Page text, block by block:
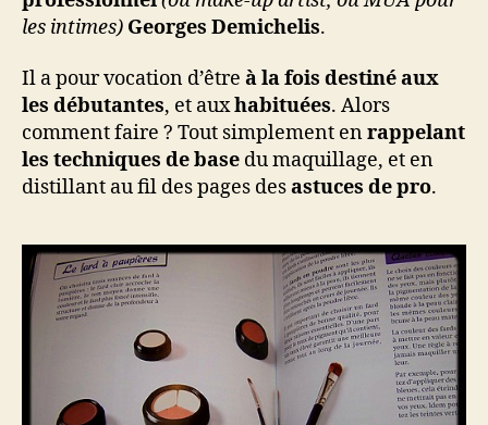
les intimes) Georges Demichelis.
Il a pour vocation d’être à la fois destiné aux
les débutantes, et auxhabituées. Alors
comment faire ? Tout simplement enrappelant
les techniques de base du maquillage, et en
distillant au fil des pages desastuces de pro.